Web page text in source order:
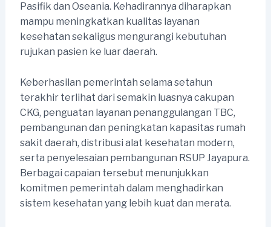
Pasifik dan Oseania. Kehadirannya diharapkan
mampu meningkatkan kualitas layanan
kesehatan sekaligus mengurangi kebutuhan
rujukan pasien ke luar daerah.
Keberhasilan pemerintah selama setahun
terakhir terlihat dari semakin luasnya cakupan
CKG, penguatan layanan penanggulangan TBC,
pembangunan dan peningkatan kapasitas rumah
sakit daerah, distribusi alat kesehatan modern,
serta penyelesaian pembangunan RSUP Jayapura.
Berbagai capaian tersebut menunjukkan
komitmen pemerintah dalam menghadirkan
sistem kesehatan yang lebih kuat dan merata.